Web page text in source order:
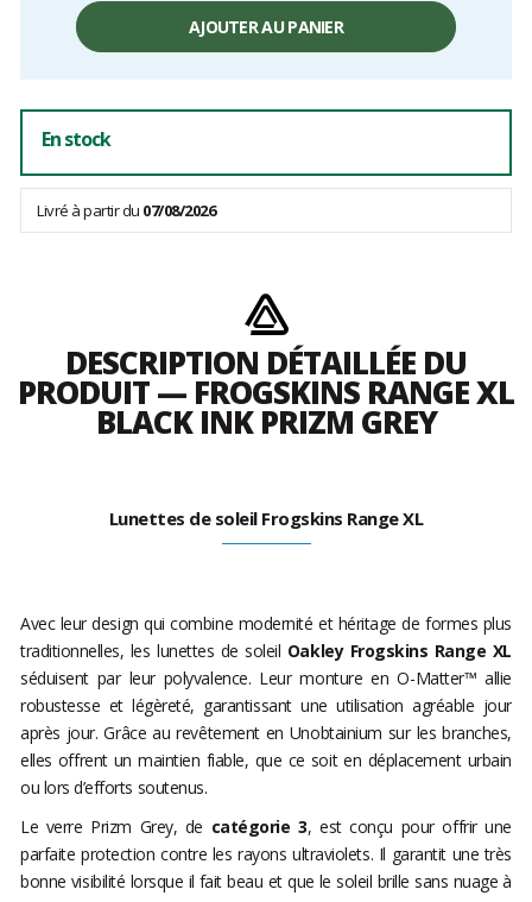
AJOUTER AU PANIER
En stock
Livré à partir du 07/08/2026
DESCRIPTION DÉTAILLÉE DU
PRODUIT — FROGSKINS RANGE XL
BLACK INK PRIZM GREY
Lunettes de soleil Frogskins Range XL
Avec leur design qui combine modernité et héritage de formes plus
traditionnelles, les lunettes de soleil Oakley Frogskins Range XL
séduisent par leur polyvalence. Leur monture en O-Matter™ allie
robustesse et légèreté, garantissant une utilisation agréable jour
après jour. Grâce au revêtement en Unobtainium sur les branches,
elles offrent un maintien fiable, que ce soit en déplacement urbain
ou lors d’efforts soutenus.
Le verre Prizm Grey, de catégorie 3, est conçu pour offrir une
parfaite protection contre les rayons ultraviolets. Il garantit une très
bonne visibilité lorsque il fait beau et que le soleil brille sans nuage à